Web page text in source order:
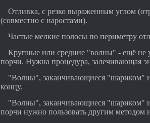
Отливка, с резко выраженным углом
(совместно с наростами).
Частые мелкие полосы по периметру
Крупные или средние "волны" - ещё не
порчи. Нужна процедура, залечивающая
"Волны", заканчивающиеся "шариком"
концу.
"Волны", заканчивающиеся "шариком"
порчи нужно пользовать другим